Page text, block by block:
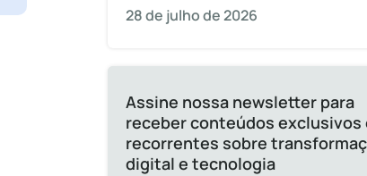
28 de julho de 2026
Assine nossa newsletter para
receber conteúdos exclusivos
recorrentes sobre
digital e tecnologia